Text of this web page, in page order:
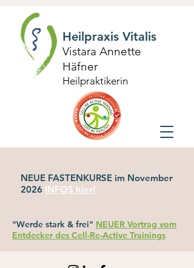
Heilpraxis Vitalis
Vistara Annette
Häfner
Heilpraktikerin
NEUE FASTENKURSE im November
2026 INFOS hier!
"Werde stark & frei" NEUER Vortrag vom
Entdecker des Cell-Re-Active Trainings